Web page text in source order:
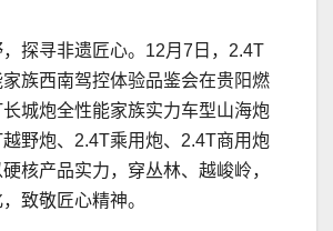
探寻非遗匠心。12月7日，2.4T
族西南驾控体验品鉴会在贵阳燃
城炮全性能家族实力车型山海炮
野炮、2.4T乘用炮、2.4T商用炮
核产品实力，穿丛林、越峻岭，
致敬匠心精神。